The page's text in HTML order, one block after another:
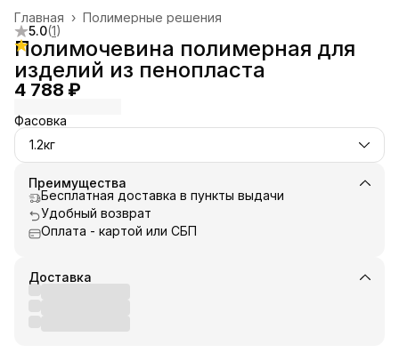
Полимерные решения
Главная ›
5.0(1)
Полимочевина полимерная для
изделий из пенопласта
4 788 ₽
Фасовка
1.2кг
Преимущества
Бесплатная доставка в пункты выдачи
Удобный возврат
Оплата - картой или СБП
Доставка